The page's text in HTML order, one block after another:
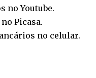
noYoutube.
Picasa.
no celular.